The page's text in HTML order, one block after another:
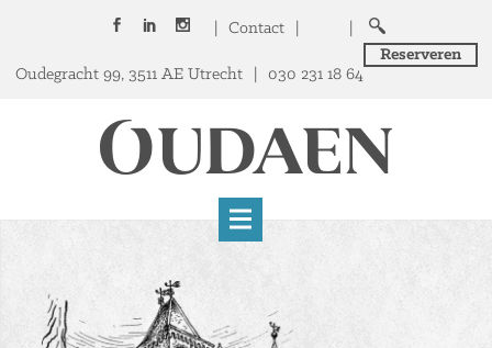
Contact
Oudegracht 99, 3511 AE Utrecht 030 231 18 64
Reserveren